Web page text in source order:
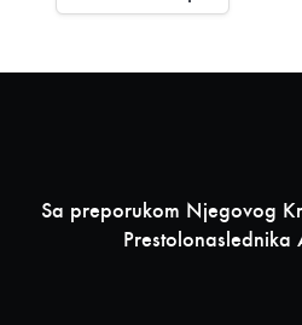
Sa preporukom Njegovog
Prestolonaslednika